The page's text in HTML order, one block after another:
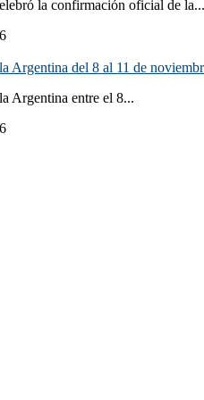
la confirmación oficial de la...
Argentina del 8 al 11 de
Argentina entre el 8...